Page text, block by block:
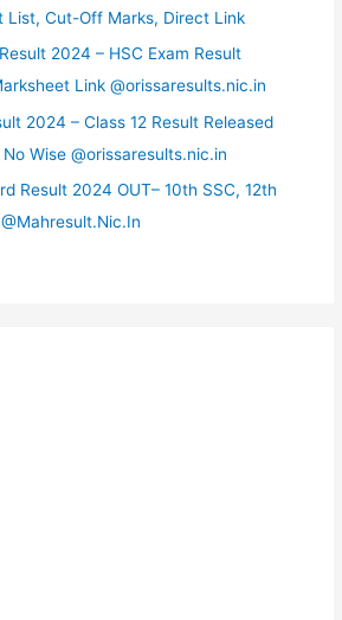
List, Cut-Off Marks, Direct Link
2024 – HSC Exam Result
Link @orissaresults.nic.in
2024 – Class 12 Result Released
Wise @orissaresults.nic.in
Result 2024 OUT– 10th SSC, 12th